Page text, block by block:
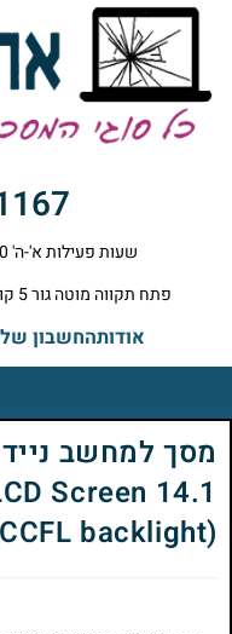
שעות פעילות א'-ה' 10:00-19:00 שישי 10:00-14:00
פתח תקווה מוטה גור 5 קומה ראשונה ימינה מהמעלית עד הסוף
אודותהחשבון
Screen 14.1
backlight)